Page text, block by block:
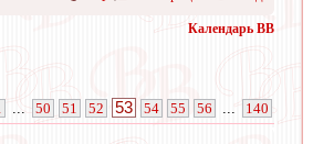
Календарь ВВ
50 51 52 53 54 55 56 140